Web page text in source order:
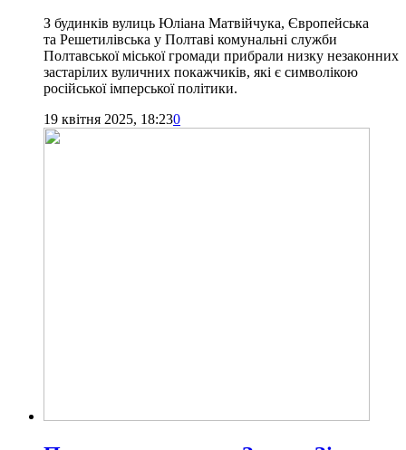
З будинків вулиць Юліана Матвійчука, Європейська
та Решетилівська у Полтаві комунальні служби
Полтавської міської громади прибрали низку незаконних
застарілих вуличних покажчиків, які є символікою
російської імперської політики.
19 квітня 2025, 18:230